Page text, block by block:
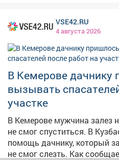
VSE42.RU
4 августа 2026
В Кемерове дачнику
вызывать
участке
В Кемерове мужчина залез
не смог спуститься. В Кузбассе спасатели пришли на
помощь дачнику, который
не смог слезть. Как